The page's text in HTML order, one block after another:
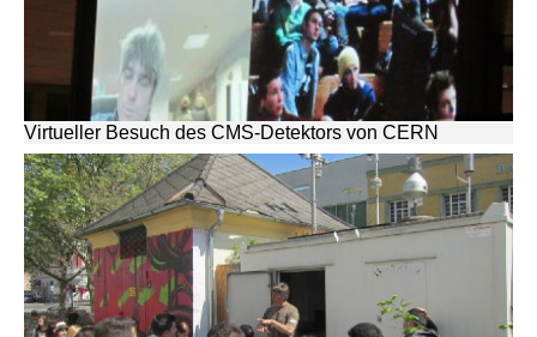
Virtueller Besuch des CMS-Detektors von CERN